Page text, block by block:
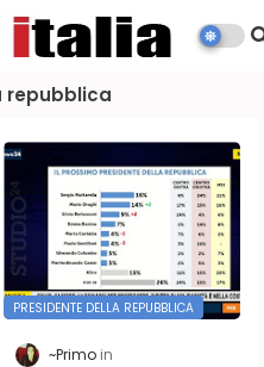
repubblica
PRESIDENTE DELLA REPUBBLICA
~Primo